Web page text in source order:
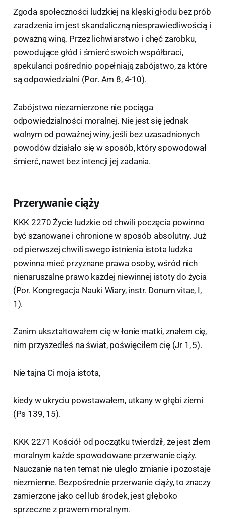
Zgoda społeczności ludzkiej na klęski głodu bez prób
zaradzenia im jest skandaliczną niesprawiedliwością i
poważną winą. Przez lichwiarstwo i chęć zarobku,
powodujące głód i śmierć swoich współbraci,
spekulanci pośrednio popełniają zabójstwo, za które
są odpowiedzialni (Por. Am 8, 4-10).
Zabójstwo niezamierzone nie pociąga
odpowiedzialności moralnej. Nie jest się jednak
wolnym od poważnej winy, jeśli bez uzasadnionych
powodów działało się w sposób, który spowodował
śmierć, nawet bez intencji jej zadania.
Przerywanie ciąży
KKK 2270 Życie ludzkie od chwili poczęcia powinno
być szanowane i chronione w sposób absolutny. Już
od pierwszej chwili swego istnienia istota ludzka
powinna mieć przyznane prawa osoby, wśród nich
nienaruszalne prawo każdej niewinnej istoty do życia
(Por. Kongregacja Nauki Wiary, instr. Donum vitae, I,
1).
Zanim ukształtowałem cię w łonie matki, znałem cię,
nim przyszedłeś na świat, poświęciłem cię (Jr 1, 5).
Nie tajna Ci moja istota,
kiedy w ukryciu powstawałem, utkany w głębi ziemi
(Ps 139, 15).
KKK 2271 Kościół od początku twierdził, że jest złem
moralnym każde spowodowane przerwanie ciąży.
Nauczanie na ten temat nie uległo zmianie i pozostaje
niezmienne. Bezpośrednie przerwanie ciąży, to znaczy
zamierzone jako cel lub środek, jest głęboko
sprzeczne z prawem moralnym.